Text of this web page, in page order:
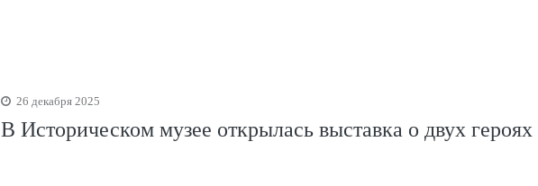
26 декабря 2025
В Историческом музее открылась выставка о двух